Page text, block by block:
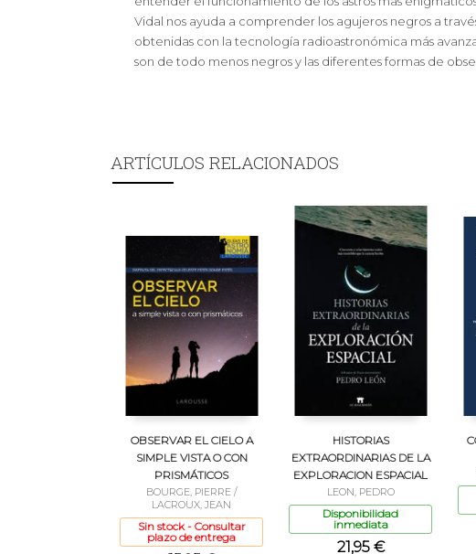
Vidal nos ayuda a comprender los agujeros negros a
obtenidas con la tecnología radioastronómica más
son de todo menos negros y las diferentes formas de
ARTÍCULOS RELACIONADOS
OBSERVAR EL CIELO A
SIMPLE VISTA O CON
PRISMÁTICOS
BOURGE, PIERRE /
LACROUX, JEAN
Sin stock - Consultar
plazo de entrega
HISTORIAS
EXTRAORDINARIAS DE LA
EXPLORACION ESPACIAL
LEON, PEDRO
Disponibilidad
inmediata
21,95 €